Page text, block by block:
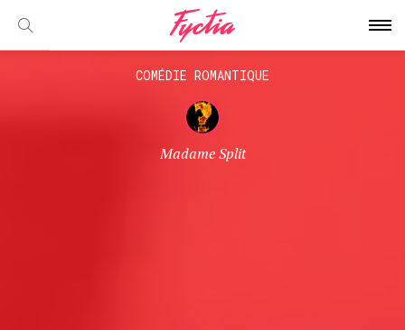
COMÉDIE ROMANTIQUE
Madame Split